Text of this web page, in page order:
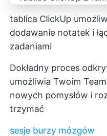
tablica ClickUp
dodawanie notatek i
zadaniami
Dokładny proces
umożliwia Twoim
nowych pomysłów i
trzymać
sesje burzy mózgów